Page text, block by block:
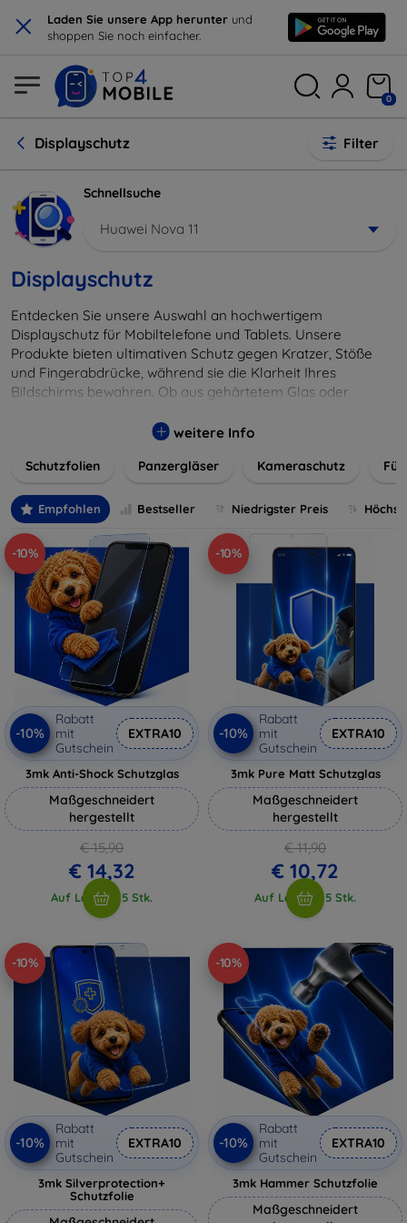
× Laden Sie unsere App herunter und
shoppen Sie noch einfacher.
0
Displayschutz Filter
Schnellsuche
Huawei Nova 11
Displayschutz
Entdecken Sie unsere Auswahl an hochwertigem
Displayschutz für Mobiltelefone und Tablets. Unsere
Produkte bieten ultimativen Schutz gegen Kratzer, Stöße
und Fingerabdrücke, während sie die Klarheit Ihres
Bildschirms bewahren. Ob aus gehärtetem Glas oder
installieren und passgenau für jedes Gerät, um eine
wertvolles Gerät mit unseren langlebigen und zuverlässigen
digitales Erlebnis.
weitere Info
Schutzfolien Panzergläser Kameraschutz
Empfohlen Bestseller Niedrigster Preis
-10%
-10%
Rabatt
mit
Gutschein
EXTRA10
3mk Anti-Shock Schutzglas
Maßgeschneidert
hergestellt
€ 15,90
€ 14,32
Auf Lager > 5 Stk.
-10%
-10%
Rabatt
mit
Gutschein
EXTRA10
3mk Pure Matt Schutzglas
Maßgeschneidert
hergestellt
€ 11,90
€ 10,72
Auf Lager > 5 Stk.
-10%
-10%
Rabatt
mit
Gutschein
EXTRA10
3mk Silverprotection+
Schutzfolie
-10%
-10%
Rabatt
mit
Gutschein
EXTRA10
3mk Hammer Schutzfolie
Maßgeschneidert